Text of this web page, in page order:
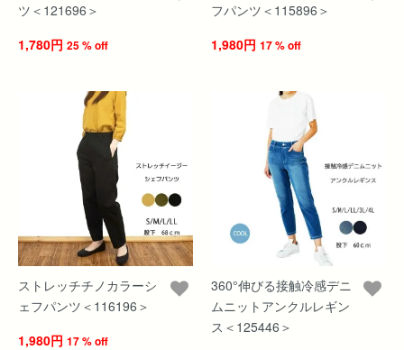
ツ＜121696＞
1,780円 25 % off
フパンツ＜115896＞
1,980円 17 % off
ストレッチチノカラーシ
ェフパンツ＜116196＞
1,980円 17 % off
360°伸びる接触冷感デニ
ムニットアンクルレギン
ス＜125446＞